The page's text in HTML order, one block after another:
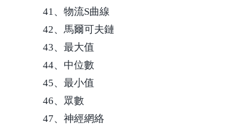
41、物流S曲線
42、馬爾可夫鏈
43、最大值
44、中位數
45、最小值
46、眾數
47、神經網絡